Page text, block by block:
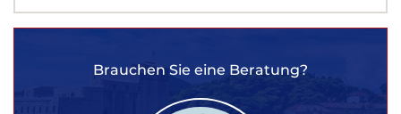
Brauchen Sie eine Beratung?